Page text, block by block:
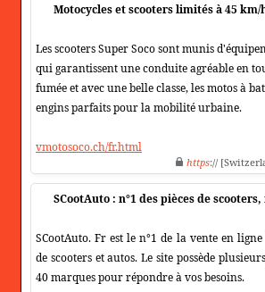
Motocycles et scooters limités à 45 km/
Les scooters Super Soco sont munis
qui garantissent une conduite agréable en
fumée et avec une belle classe, les motos à
engins parfaits pour la mobilité urbaine.
vmotosoco.ch/fr.html
https://
SCootAuto : n°1 des pièces de
SCootAuto. Fr est le n°1 de la vente en ligne
de scooters et autos. Le site possède
40 marques pour répondre à vos besoins.